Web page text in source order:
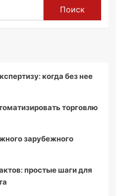
Поиск
когда без нее
торговлю
зарубежного
простые шаги для